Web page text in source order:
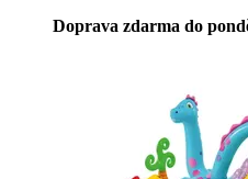
Doprava zdarma do